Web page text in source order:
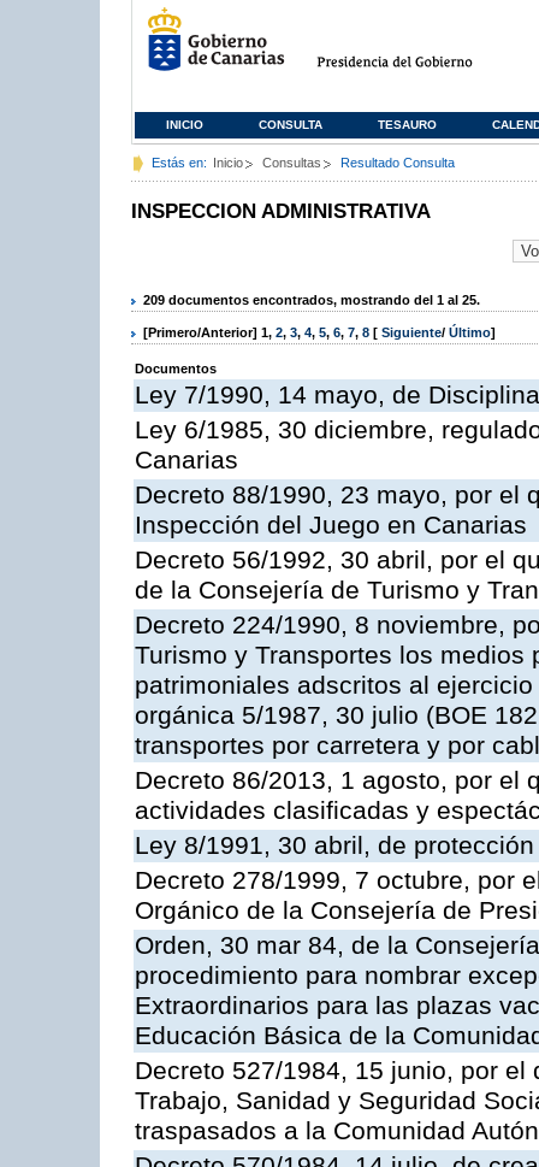
INICIO CONSULTA TESAURO
Estás en: Inicio Consultas Resultado Consulta
INSPECCION ADMINISTRATIVA
209 documentos encontrados, mostrando del 1 al 25.
[Primero/Anterior] 1, 2, 3, 4, 5, 6, 7, 8 [ Siguiente/ Último]
Documentos
Ley 7/1990, 14 mayo, de
Ley 6/1985, 30 diciembre,
Canarias
Decreto 88/1990, 23 mayo, por el
Inspección del Juego en Canarias
Decreto 56/1992, 30 abril, por el
de la Consejería de Turismo y
Decreto 224/1990, 8 noviembre,
Turismo y Transportes los
patrimoniales adscritos al
orgánica 5/1987, 30 julio (BOE
transportes por carretera y por
Decreto 86/2013, 1 agosto, por el
actividades clasificadas y
Ley 8/1991, 30 abril, de
Decreto 278/1999, 7 octubre, por
Orgánico de la Consejería de
Orden, 30 mar 84, de la
procedimiento para nombrar
Extraordinarios para las plazas
Educación Básica de la
Decreto 527/1984, 15 junio, por
Trabajo, Sanidad y Seguridad
traspasados a la Comunidad